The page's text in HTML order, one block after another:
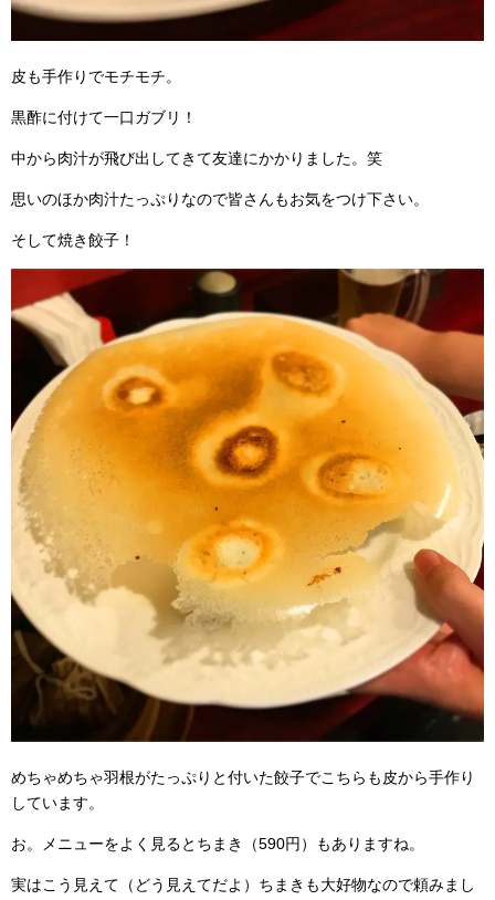
皮も手作りでモチモチ。
黒酢に付けて一口ガブリ！
中から肉汁が飛び出してきて友達にかかりました。笑
思いのほか肉汁たっぷりなので皆さんもお気をつけ下さい。
そして焼き餃子！
めちゃめちゃ羽根がたっぷりと付いた餃子でこちらも皮から手作り
しています。
お。メニューをよく見るとちまき（590円）もありますね。
実はこう見えて（どう見えてだよ）ちまきも大好物なので頼みまし